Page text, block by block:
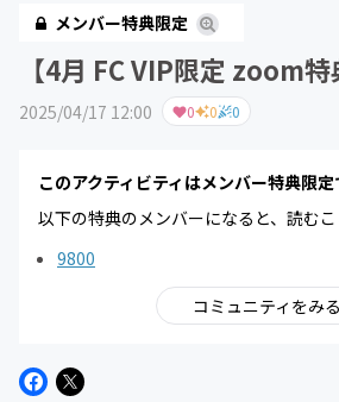
メンバー特典限定
【4月 FC VIP限定 zoom特
2025/04/17 12:00 0 0 0
このアクティビティはメンバー特典限定
以下の特典のメンバーになると、読むこ
9800
コミュニティをみる